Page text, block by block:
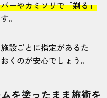
ーやカミソリで「剃る」
。
設ごとに指定があるた
くのが安心でしょう。
を塗ったまま施術を